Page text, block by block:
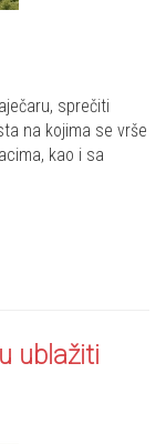
sprečiti
na kojima se vrše
kao i sa
ublažiti